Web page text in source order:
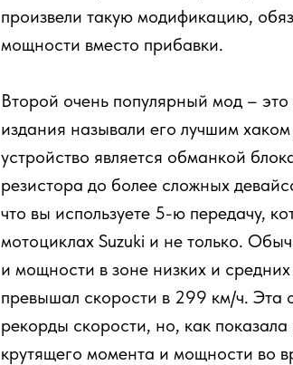
произвели такую модификацию,
мощности вместо прибавки.
Второй очень популярный мод –
издания называли его лучшим
устройство является обманкой
резистора до более сложных
что вы используете 5-ю передачу,
мотоциклах Suzuki и не только.
и мощности в зоне низких и
превышал скорости в 299 км/ч. Эта
рекорды скорости, но, как
крутящего момента и мощности во